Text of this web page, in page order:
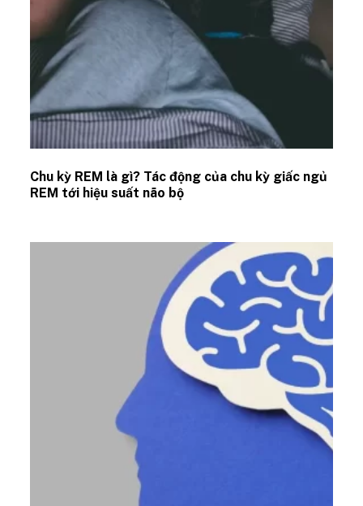
Chu kỳ REM là gì? Tác động của chu kỳ giấc ngủ
REM tới hiệu suất não bộ